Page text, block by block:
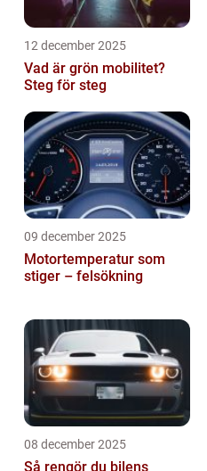
12 december 2025
Vad är grön mobilitet?
Steg för steg
09 december 2025
Motortemperatur som
stiger – felsökning
08 december 2025
Så rengör du bilens